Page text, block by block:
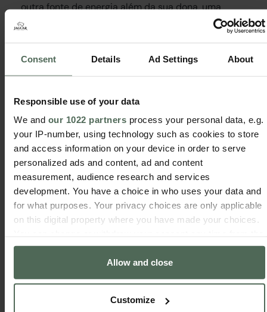
Consent Details Ad Settings About
Responsible use of your data
We and our 1022 partners process your personal data, e.g.
your IP-number, using technology such as cookies to store
and access information on your device in order to serve
personalized ads and content, ad and content
measurement, audience research and services
development. You have a choice in who uses your data and
for what purposes. Your privacy choices are only applicable
on this digital property where you have made your choices.
Cookie Declaration or by clicking on the Privacy trigger
Collect information about your geographical location
Allow and close
Customize
outra fonte de energia além da sua dona, uma
maquinaria que é o resultado de décadas de
detalhe que valorizará cada look tornando-o
inimitável.
A nova coleção COEUR derelógios automáticos
femininos é uma obra de arte que homenageia a
mulher moderna e apaixonada. Muito mais do que
simples acessórios, estes relógios são uma
expressão de estilo e personalidade. Com a sua
exclusividade, sofisticação e elegância atemporal,
os relógios COEUR tornam-se o companheiro
perfeito para as mulheres que desejam distinguir-
se e revelar o seu estilo único ao mundo.